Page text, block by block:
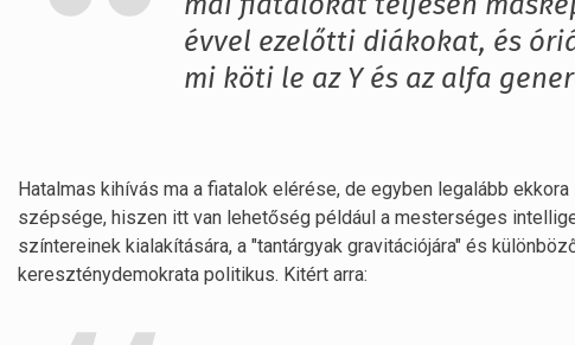
mai fiatalokat teljesen
évvel ezelőtti diákokat, és
mi köti le az Y és az alfa
Hatalmas kihívás ma a fiatalok elérése, de egyben legalább
szépsége, hiszen itt van lehetőség például a mesterséges
színtereinek kialakítására, a "tantárgyak gravitációjára" és
kereszténydemokrata politikus. Kitért arra: